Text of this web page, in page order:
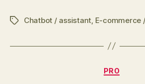
Étiquettes
Chatbot / assistant E-commerce
PRO